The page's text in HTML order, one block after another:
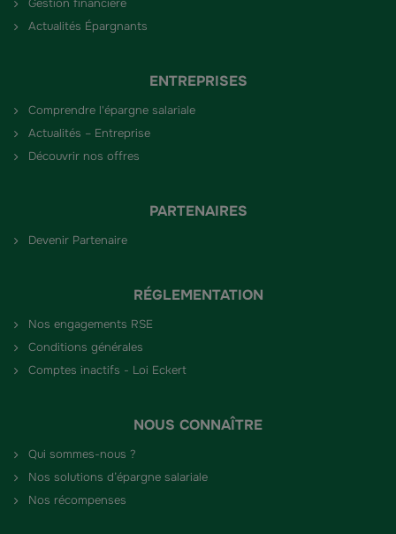
Gestion financière
Actualités Épargnants
ENTREPRISES
Comprendre l'épargne salariale
Actualités – Entreprise
Découvrir nos offres
PARTENAIRES
Devenir Partenaire
RÉGLEMENTATION
Nos engagements RSE
Conditions générales
Comptes inactifs - Loi Eckert
NOUS CONNAÎTRE
Qui sommes-nous ?
Nos solutions d’épargne salariale
Nos récompenses